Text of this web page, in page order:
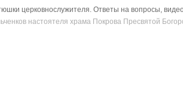
церковнослужителя. Ответы на вопросы,
настоятеля храма Покрова Пресвятой